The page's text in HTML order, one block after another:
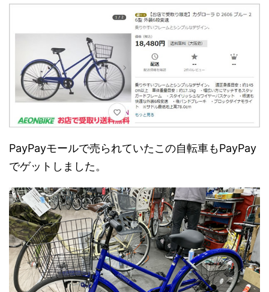
PayPayモールで売られていたこの自転車もPayPay
でゲットしました。